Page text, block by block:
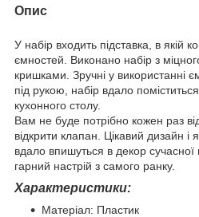
Опис
У набір входить підставка, в якій
ємностей. Виконано набір з
кришками. Зручні у використанні
під рукою, набір вдало
кухонного столу.
Вам не буде потрібно кожен раз
відкрити клапан. Цікавий дизайн і
вдало впишуться в декор сучасної
гарний настрій з самого ранку.
Характеристики:
Матеріал: Пластик